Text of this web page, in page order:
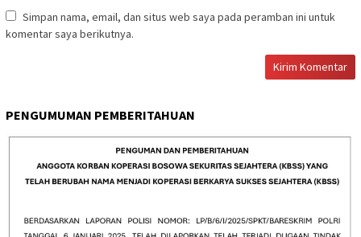
Simpan nama, email, dan situs web saya pada peramban ini untuk
komentar saya berikutnya.
PENGUMUMAN PEMBERITAHUAN